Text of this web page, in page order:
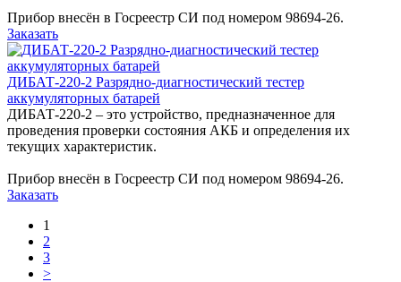
Прибор внесён в Госреестр СИ под номером 98694-26.
Заказать
ДИБАТ-220-2 Разрядно-диагностический тестер
аккумуляторных батарей
ДИБАТ-220-2 – это устройство, предназначенное для
проведения проверки состояния АКБ и определения их
текущих характеристик.
Прибор внесён в Госреестр СИ под номером 98694-26.
Заказать
1
2
3
>